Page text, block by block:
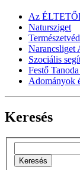
Az
Natursziget
Narancsliget
Szociális
Festő
Adományok
Keresés